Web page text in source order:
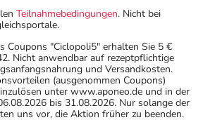
Teilnahmebedingungen. Nicht bei
Coupons "Ciclopoli5" erhalten Sie 5 €
Nicht anwendbar auf rezeptpflichtige
und Versandkosten.
(ausgenommen Coupons)
unter www.aponeo.de und in der
bis 31.08.2026. Nur solange der
uns vor, die Aktion früher zu beenden.